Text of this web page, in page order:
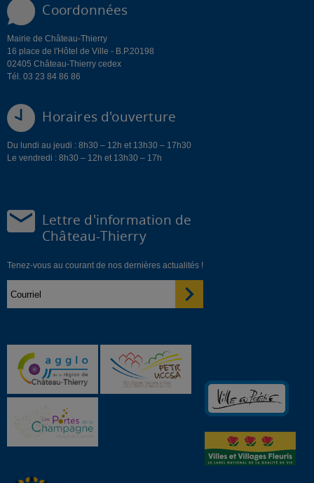
Coordonnées
Mairie de Château-Thierry
16 place de l'Hôtel de Ville - B.P.20198
02405 Château-Thierry cedex
Tél. 03 23 84 86 86
Horaires d'ouverture
Du lundi au jeudi : 8h30 – 12h et 13h30 – 17h30
Le vendredi : 8h30 – 12h et 13h30 – 17h
Lettre d'information de
Château-Thierry
Tenez-vous au courant de nos dernières actualités !